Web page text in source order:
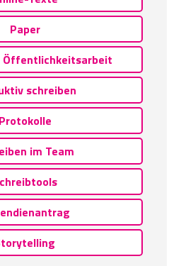
Paper
Öffentlichkeitsarbeit
schreiben
Protokolle
im Team